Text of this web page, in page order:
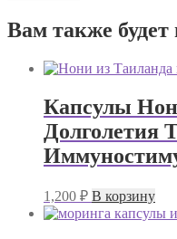
Вам также
Капсулы
Долголетия
1,200 ₽ В корзину